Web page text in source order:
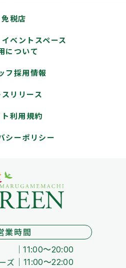
免税店
ベントスペース
について
フ採用情報
リリース
利用規約
シーポリシー
業時間
11:00～20:00
ズ 11:00～22:00